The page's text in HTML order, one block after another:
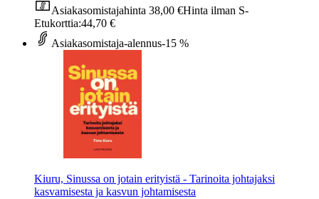
Asiakasomistajahinta 38,00 €Hinta ilman S-
Etukorttia:44,70 €
Asiakasomistaja-alennus-15 %
Kiuru, Sinussa on jotain erityistä - Tarinoita johtajaksi
kasvamisesta ja kasvun johtamisesta